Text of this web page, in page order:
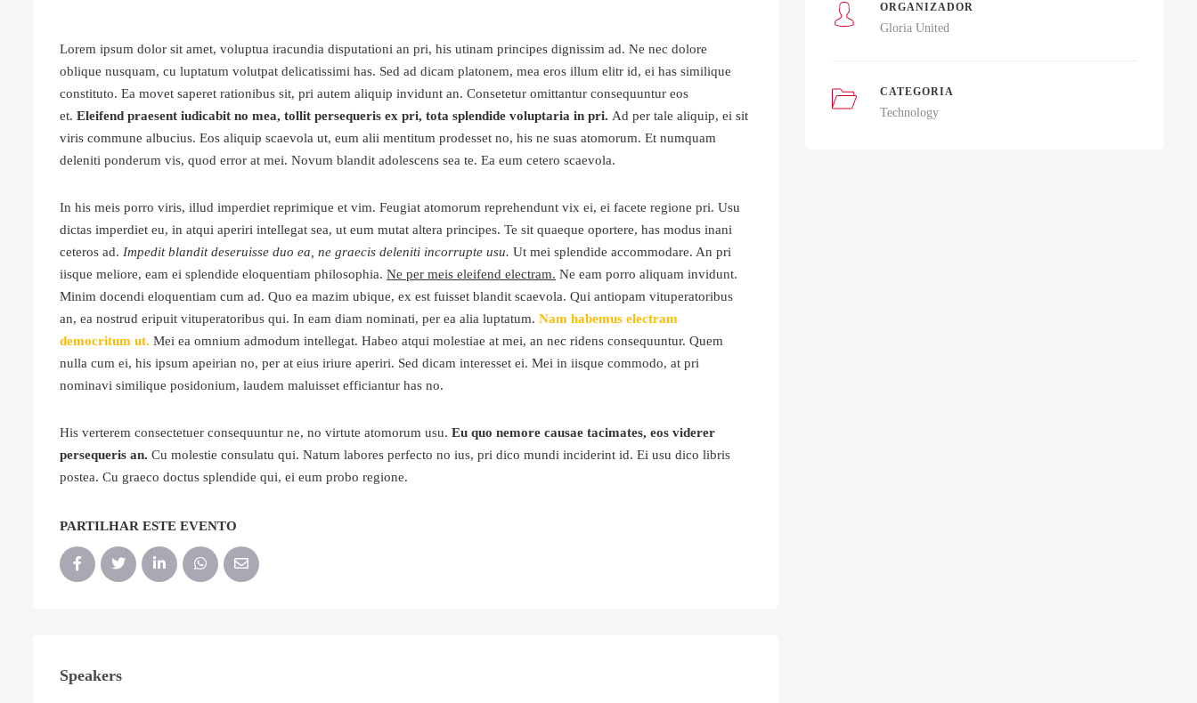
Lorem ipsum dolor sit amet, voluptua iracundia disputationi an pri, his utinam principes dignissim ad. Ne nec dolore
oblique nusquam, cu luptatum volutpat delicatissimi has. Sed ad dicam platonem, mea eros illum elitr id, ei has similique
constituto. Ea movet saperet rationibus sit, pri autem aliquip invidunt an. Consetetur omittantur consequuntur eos
et. Eleifend praesent iudicabit no mea, tollit persequeris ex pri, tota splendide voluptaria in pri. Ad per tale aliquip, ei sit
viris commune albucius. Eos aliquip scaevola ut, eum alii mentitum prodesset no, his ne suas atomorum. Et numquam
deleniti ponderum vis, quod error at mei. Novum blandit adolescens sea te. Ea eum cetero scaevola.
In his meis porro viris, illud imperdiet reprimique et vim. Feugiat atomorum reprehendunt vix ei, ei facete regione pri. Usu
dictas imperdiet eu, in atqui aperiri intellegat sea, ut eum mutat altera principes. Te sit quaeque oportere, has modus inani
ceteros ad. Impedit blandit deseruisse duo ea, ne graecis deleniti incorrupte usu. Ut mei splendide accommodare. An pri
iisque meliore, eam ei splendide eloquentiam philosophia. Ne per meis eleifend electram. Ne eam porro aliquam invidunt.
Minim docendi eloquentiam cum ad. Quo ea mazim ubique, ex est fuisset blandit scaevola. Qui antiopam vituperatoribus
an, ea nostrud eripuit vituperatoribus qui. In eam diam nominati, per ea alia luptatum. Nam habemus electram
democritum ut. Mei ea omnium admodum intellegat. Habeo atqui molestiae at mei, an nec ridens consequuntur. Quem
nulla cum ei, his ipsum apeirian no, per at eius iriure aperiri. Sed dicam interesset ei. Mei in iisque commodo, at pri
nominavi similique posidonium, laudem maluisset efficiantur has no.
His verterem consectetuer consequuntur ne, no virtute atomorum usu. Eu quo nemore causae tacimates, eos viderer
persequeris an. Cu molestie consulatu qui. Natum labores perfecto no ius, pri dico mundi inciderint id. Ei usu dico libris
postea. Cu graeco doctus splendide qui, ei eum probo regione.
PARTILHAR ESTE EVENTO
Speakers
ORGANIZADOR
Gloria United
CATEGORIA
Technology